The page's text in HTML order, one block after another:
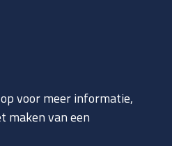
voor meer informatie,
maken van een